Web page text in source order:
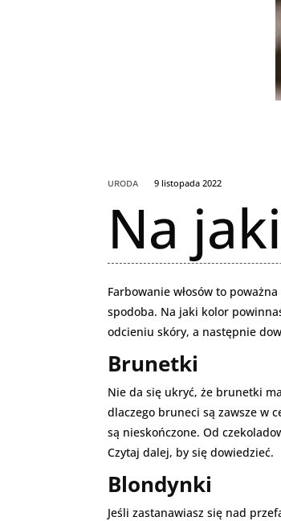
URODA 9 listopada 2022
Na
Farbowanie włosów to poważna
spodoba. Na jaki kolor
odcieniu skóry, a następnie
Brunetki
Nie da się ukryć, że brunetki
dlaczego bruneci są zawsze w
są nieskończone. Od
Czytaj dalej, by się dowiedzieć.
Blondynki
Jeśli zastanawiasz się nad